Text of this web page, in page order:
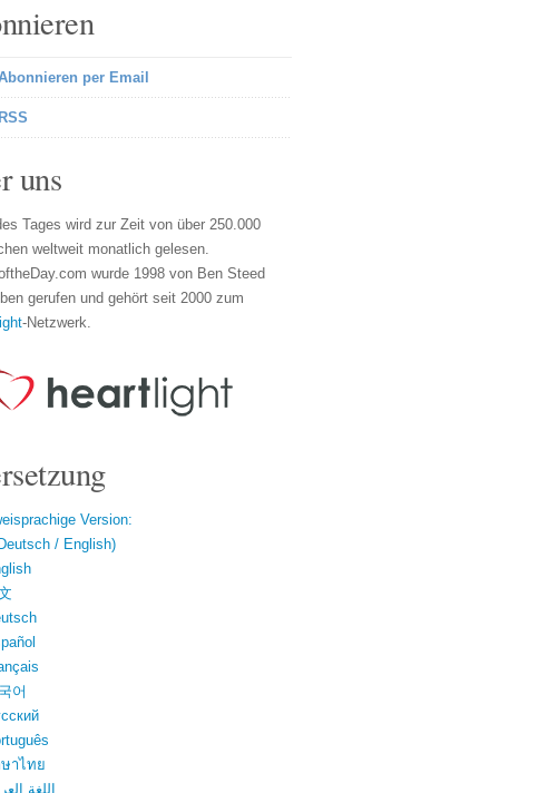
per Email
RSS
uns
Tages wird zur Zeit von über 250.000
weltweit monatlich gelesen.
wurde 1998 von Ben Steed
gerufen und gehört seit 2000 zum
-Netzwerk.
Version:
/ English)
어
าไทย
اللغة